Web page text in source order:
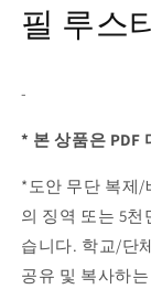
필 루스
-
* 본 상품은 PDF
*도안 무단 복제/
의 징역 또는 5
습니다. 학교/단
공유 및 복사하